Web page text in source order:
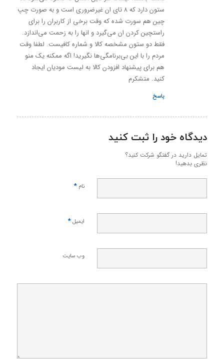
ستون دارد که ۸ تای ان غیرضروری است و به صورت چپ
چین هم سورت شده که وقت برخی از کاربران را برای
راستچین کردن ان می‌گیرد و انها را به زحمت می‌اندازد.
فقط دو ستون مشخصه کالا و شماره کافیست. لطفا وقت
مردم را با این بی‌برنامگی‌ها نگیرید! اگه ممکنه یک منو
هم برای پیشنهاد افزودن کالا به لیست مودیان ایجاد
کنید. متشکرم
پاسخ
دیدگاه خود را ثبت کنید
تمایل دارید در گفتگو شرکت کنید؟
نظری بدهید!
نام *
ایمیل*
وب‌ سایت